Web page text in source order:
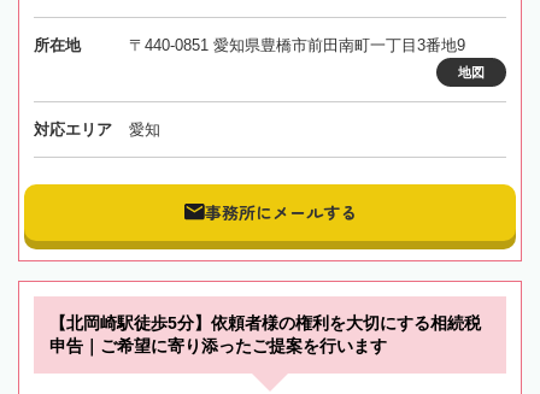
所在地 〒440-0851 愛知県豊橋市前田南町一丁目3番地9
地図
対応エリア 愛知
事務所にメールする
【北岡崎駅徒歩5分】依頼者様の権利を大切にする相続税
申告｜ご希望に寄り添ったご提案を行います